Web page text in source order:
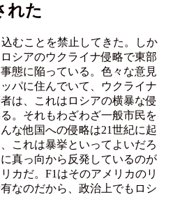
れた
むことを禁止してきた。しか
シアのウクライナ侵略で東部
態に陥っている。色々な意見
パに住んでいて、ウクライナ
は、これはロシアの横暴な侵
。それもわざわざ一般市民を
な他国への侵略は21世紀に起
これは暴挙といってよいだろ
真っ向から反発しているのが
カだ。F1はそのアメリカのリ
なのだから、政治上でもロシ